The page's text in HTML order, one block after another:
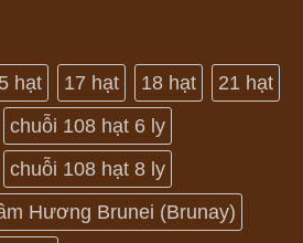
hạt 17 hạt 18 hạt
21 hạt
chuỗi 108 hạt 6 ly
chuỗi 108 hạt 8 ly
Hương Brunei (Brunay)